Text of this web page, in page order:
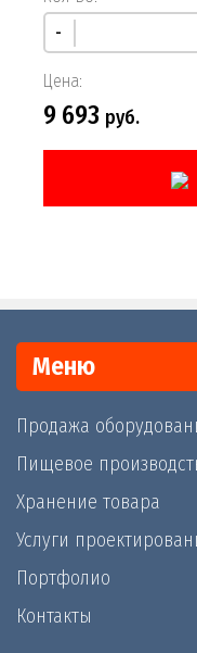
-
Цена:
9 693 руб.
Меню
Продажа
Пищевое
Хранение товара
Услуги
Портфолио
Контакты